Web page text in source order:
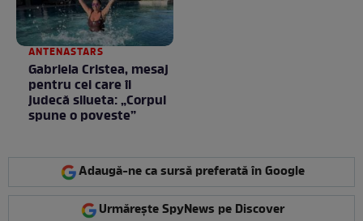
ANTENASTARS
Gabriela Cristea, mesaj
pentru cei care îi
judecă silueta: „Corpul
spune o poveste”
Adaugă-ne ca sursă preferată în Google
Urmărește SpyNews pe Discover